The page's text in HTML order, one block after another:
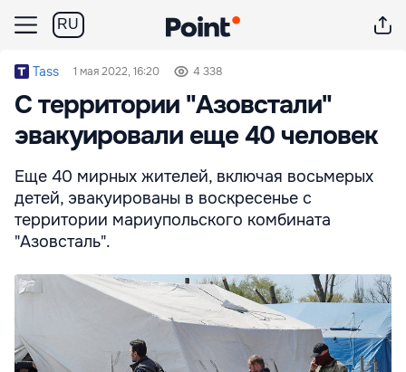
RU
Tass 1 мая 2022, 16:20 4 338
С территории "Азовстали"
эвакуировали еще 40 человек
Еще 40 мирных жителей, включая восьмерых
детей, эвакуированы в воскресенье с
территории мариупольского комбината
"Азовсталь".